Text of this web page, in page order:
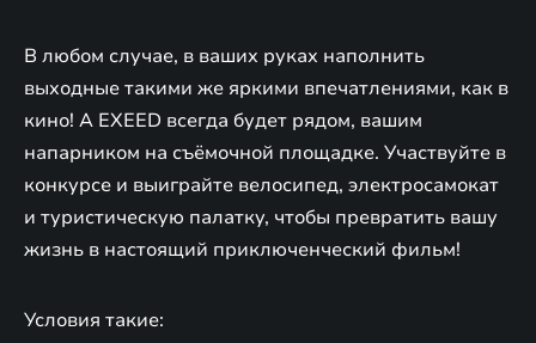
В любом случае, в ваших руках наполнить
выходные такими же яркими впечатлениями, как в
кино! А EXEED всегда будет рядом, вашим
напарником на съёмочной площадке. Участвуйте в
конкурсе и выиграйте велосипед, электросамокат
и туристическую палатку, чтобы превратить вашу
жизнь в настоящий приключенческий фильм!
Условия такие: